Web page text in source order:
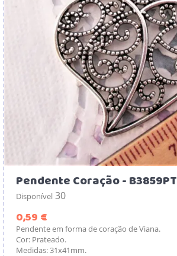
Pendente Coração - B3859PT
Disponível 30
0,59 €
Pendente em forma de coração de Viana.
Cor: Prateado.
Medidas: 31x41mm.